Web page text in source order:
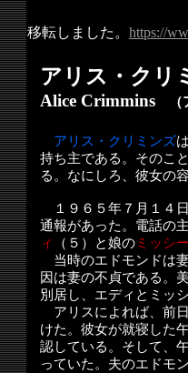
移転しました。 https://
アリス・クリ
Alice Crimmins （
アリス・クリミンズ
持ち主である。そのこ
る。なにしろ、彼女の
１９６５年７月１４
通報があった。電話の
ィ
（５）と娘のミッシ
当時のエドモンドは
因は妻の不貞である。
別居し、エディとミッ
アリスによれば、前
けた。彼女が就寝した
認している。そして、
っていた。夫のエドモ